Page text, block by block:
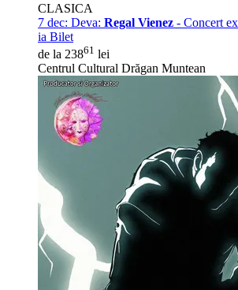
CLASICA
7 dec: Deva: Regal Vienez - Concert
ia Bilet
de la 23861 lei
Centrul Cultural Drăgan Muntean